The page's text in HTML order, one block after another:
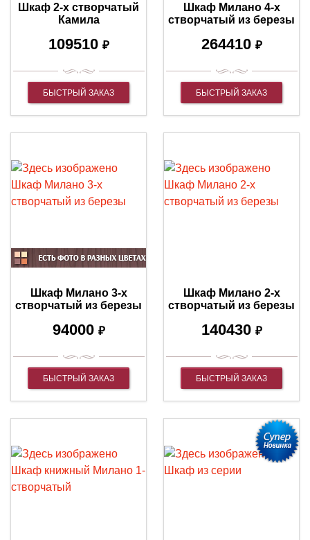
Шкаф 2-х створчатый
Камила
109510 ₽
БЫСТРЫЙ ЗАКАЗ
Шкаф Милано 4-х
створчатый из березы
264410 ₽
БЫСТРЫЙ ЗАКАЗ
Шкаф Милано 3-х
створчатый из березы
94000 ₽
БЫСТРЫЙ ЗАКАЗ
Шкаф Милано 2-х
створчатый из березы
140430 ₽
БЫСТРЫЙ ЗАКАЗ